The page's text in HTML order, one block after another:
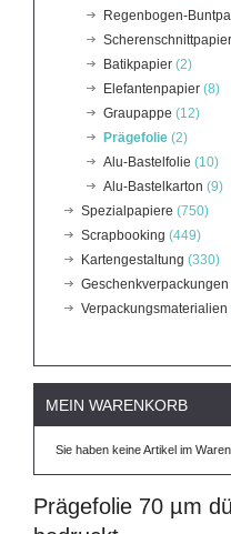
Regenbogen-
Scherenschnittpapier
Batikpapier (2)
Elefantenpapier (8)
Graupappe (12)
Prägefolie (2)
Alu-Bastelfolie (10)
Alu-Bastelkarton (9)
Spezialpapiere (750)
Scrapbooking (449)
Kartengestaltung (330)
Geschenkverpackungen
Verpackungsmaterialien
MEIN WARENKORB
Sie haben keine Artikel im
Prägefolie 70 µm